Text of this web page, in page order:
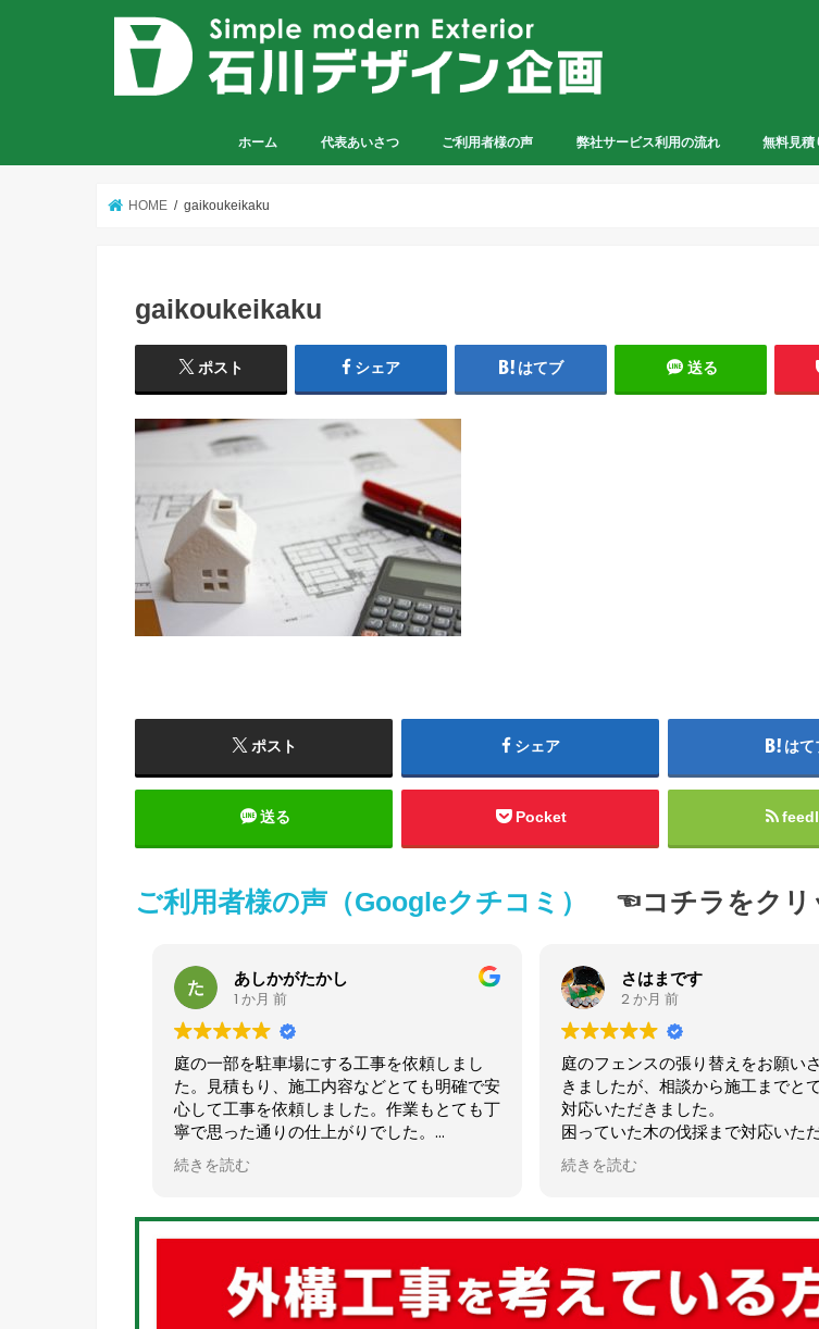
ホーム 代表あいさつ ご利用者様の声 弊社サービス利用の流れ 無料見積
HOME gaikoukeikaku
gaikoukeikaku
ポスト シェア はてブ 送る
ポスト シェア はて
送る Pocket
ご利用者様の声（Googleクチコミ） ☜コチラをクリ
あしかがたかし
1 か月 前
庭の一部を駐車場にする工事を依頼しまし
た。見積もり、施工内容などとても明確で安
心して工事を依頼しました。作業もとても丁
寧で思った通りの仕上がりでした。
おすすめの業者様です。
さはまです
2 か月 前
庭のフェンスの張り替えをお願いさせていだ
きましたが、相談から施工までとても丁寧に
対応いただきました。
困っていた木の伐採まで対応いただき感謝で
とてもスッキリし大満足です！